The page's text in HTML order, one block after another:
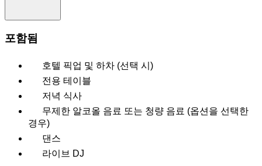
포함됨
호텔 픽업 및 하차 (선택 시)
전용 테이블
저녁 식사
무제한 알코올 음료 또는 청량 음료 (옵션을 선택한
경우)
댄스
라이브 DJ